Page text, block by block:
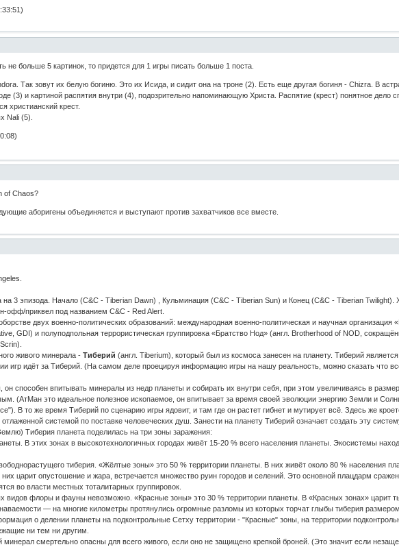
больше 5 картинок, то придется для 1 игры писать больше 1 поста.
Так зовут их белую богиню. Это их Исида, и сидит она на троне (2). Есть еще другая богиня - Chizra. В
(3) и картиной распятия внутри (4), подозрительно напоминающую Христа. Распятие (крест) понятное дело
христианский крест.
Nali (5).
of Chaos?
аборигены объединяется и выступают против захватчиков все вместе.
3 эпизода. Начало (C&C - Tiberian Dawn) , Кульминация (C&C - Tiberian Sun) и Конец (C&C - Tiberian Twilight).
офф/приквел под названием С&С - Red Alert.
двух военно-политических образований: международная военно-политическая и научная
GDI) и полуподпольная террористическая группировка «Братство Нод» (англ. Brotherhood of NOD,
живого минерала -Тиберий (англ. Tiberium), который был из космоса занесен на планету. Тиберий
игр идёт за Тиберий. (На самом деле проецируя информацию игры на нашу реальность, можно сказать что
способен впитывать минералы из недр планеты и собирать их внутри себя, при этом увеличиваясь в
(АтМан это идеальное полезное ископаемое, он впитывает за время своей эволюции энергию Земли и
В то же время Тиберий по сценарию игры ядовит, и там где он растет гибнет и мутирует всё. Здесь же
системой по поставке человеческих душ. Занести на планету Тиберий означает создать эту
Тиберия планета поделилась на три зоны заражения:
В этих зонах в высокотехнологичных городах живёт 15-20 % всего населения планеты. Экосистемы
тиберия. «Жёлтые зоны» это 50 % территории планеты. В них живёт около 80 % населения
царит опустошение и жара, встречается множество руин городов и селений. Это основной плацдарм
во власти местных тоталитарных группировок.
видов флоры и фауны невозможно. «Красные зоны» это 30 % территории планеты. В «Красных зонах» царит
— на многие километры протянулись огромные разломы из которых торчат глыбы тиберия
о делении планеты на подконтрольные Сетху территории - "Красные" зоны, на территории
ни тем ни другим.
минерал смертельно опасны для всего живого, если оно не защищено крепкой броней. (Это значит если